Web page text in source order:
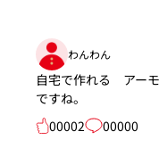
わんわん
自宅で作れる アー
ですね。
00002
00000